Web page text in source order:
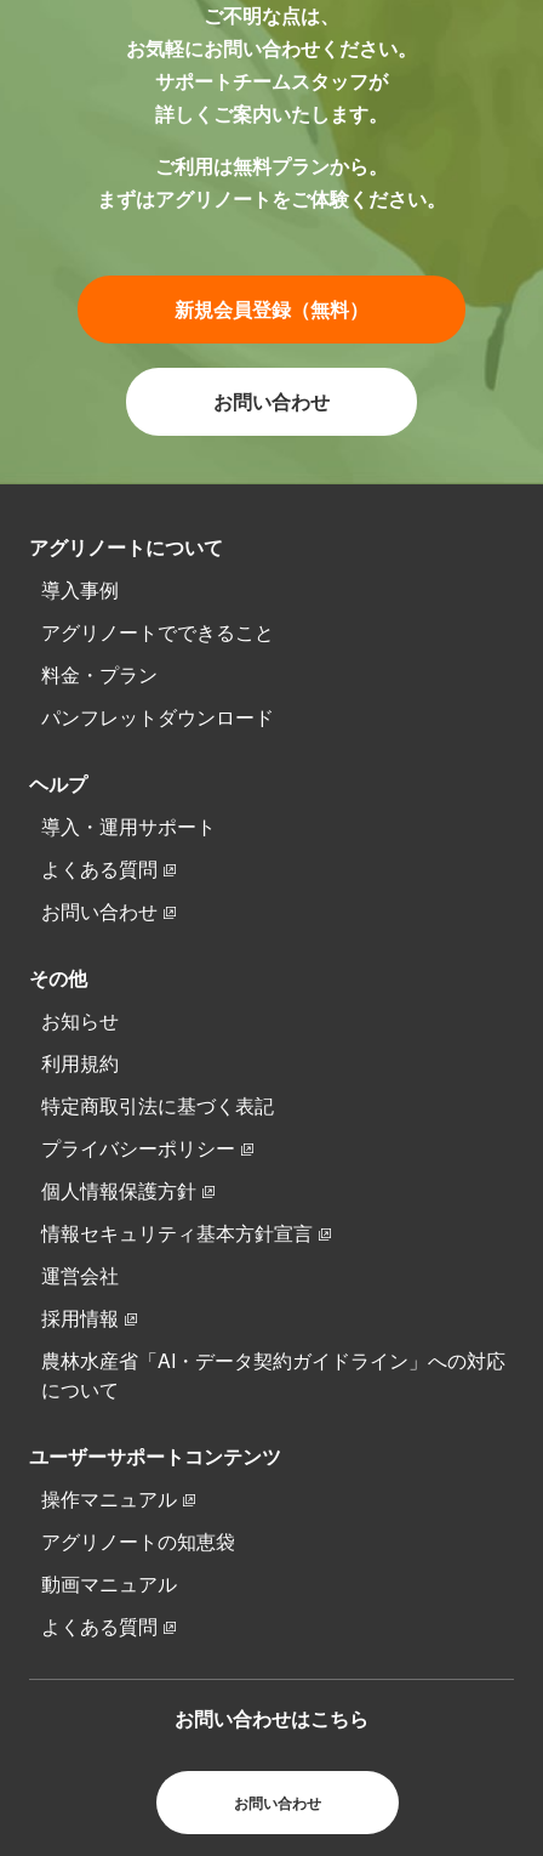
ご不明な点は、
お気軽にお問い合わせください。
サポートチームスタッフが
詳しくご案内いたします。
ご利用は無料プランから。
まずはアグリノートをご体験ください。
新規会員登録（無料）
お問い合わせ
アグリノートについて
導入事例
アグリノートでできること
料金・プラン
パンフレットダウンロード
ヘルプ
導入・運用サポート
よくある質問
お問い合わせ
その他
お知らせ
利用規約
特定商取引法に基づく表記
プライバシーポリシー
個人情報保護方針
情報セキュリティ基本方針宣言
運営会社
採用情報
農林水産省「AI・データ契約ガイドライン」への対応
について
ユーザーサポートコンテンツ
操作マニュアル
アグリノートの知恵袋
動画マニュアル
よくある質問
お問い合わせはこちら
お問い合わせ